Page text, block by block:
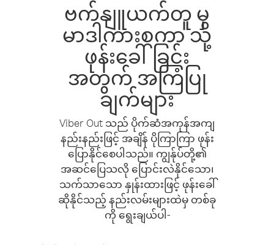
ဗက်နျူယက်တူ မှ
မာဒါကားစကာ သို့
ဖုန်းခေါ်ခြင်း
အတွက် အကြံပြု
ချက်များ
Viber Out သည် ပိုက်ဆံအကုန်အကျ
နည်းနည်းဖြင့် အချိန် ပိုကြာကြာ ဖုန်း
ပြောနိုင်စေပါသည်။ ကျွန်ုပ်တို့၏
အဆင်ပြေသလို ပြောင်းလဲနိုင်သော၊
သက်သာသော နှုန်းထားဖြင့် ဖုန်းခေါ်
ဆိုနိုင်သည့် နည်းလမ်းများထဲမှ တစ်ခု
ကို ရွေးချယ်ပါ-